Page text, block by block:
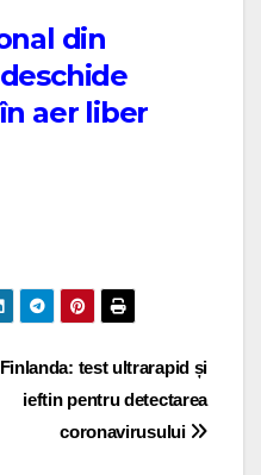
din
aer liber
Finlanda: test ultrarapid și
ieftin pentru detectarea
coronavirusului